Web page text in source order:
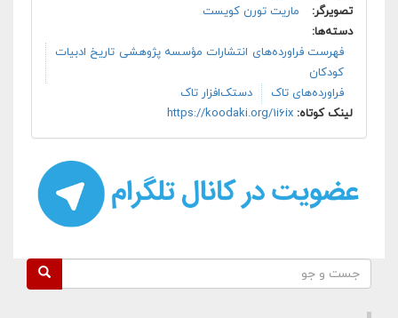
تصویرگر:
ماریت تورن کویست
دسته‌ها:
فهرست فراورده‌های انتشارات مؤسسه پژوهشی تاریخ ادبیات
کودکان
فراورده‌های تاک
دستک‌افزار تاک
لینک کوتاه: https://koodaki.org/1i6ix
فرم جستجو